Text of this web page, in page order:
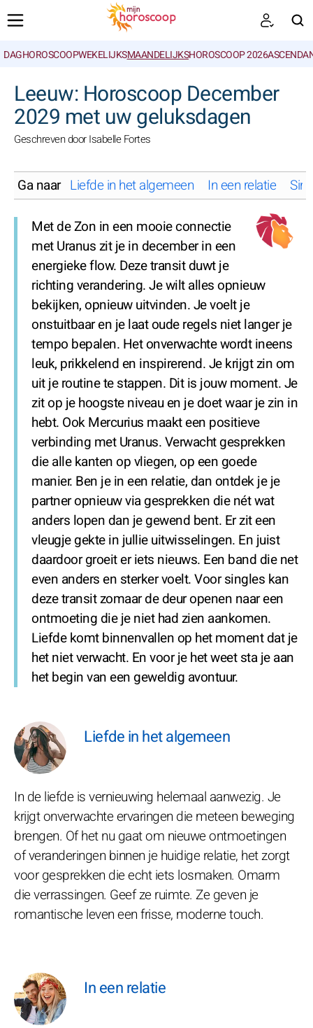
DAGHOROSCOOPWEKELIJKSMAANDELIJKSHOROSCOOP 2026
Leeuw: Horoscoop December
2029 met uw geluksdagen
Geschreven door Isabelle Fortes
Ga naar Liefde in het algemeen In een relatie
Met de Zon in een mooie connectie
met Uranus zit je in december in een
energieke flow. Deze transit duwt je
richting verandering. Je wilt alles opnieuw
bekijken, opnieuw uitvinden. Je voelt je
onstuitbaar en je laat oude regels niet langer je
tempo bepalen. Het onverwachte wordt ineens
leuk, prikkelend en inspirerend. Je krijgt zin om
uit je routine te stappen. Dit is jouw moment. Je
zit op je hoogste niveau en je doet waar je zin in
hebt. Ook Mercurius maakt een positieve
verbinding met Uranus. Verwacht gesprekken
die alle kanten op vliegen, op een goede
manier. Ben je in een relatie, dan ontdek je je
partner opnieuw via gesprekken die nét wat
anders lopen dan je gewend bent. Er zit een
vleugje gekte in jullie uitwisselingen. En juist
daardoor groeit er iets nieuws. Een band die net
even anders en sterker voelt. Voor singles kan
deze transit zomaar de deur openen naar een
ontmoeting die je niet had zien aankomen.
Liefde komt binnenvallen op het moment dat je
het niet verwacht. En voor je het weet sta je aan
het begin van een geweldig avontuur.
Liefde in het algemeen
In de liefde is vernieuwing helemaal aanwezig. Je
krijgt onverwachte ervaringen die meteen beweging
brengen. Of het nu gaat om nieuwe ontmoetingen
of veranderingen binnen je huidige relatie, het zorgt
voor gesprekken die echt iets losmaken. Omarm
die verrassingen. Geef ze ruimte. Ze geven je
romantische leven een frisse, moderne touch.
In een relatie